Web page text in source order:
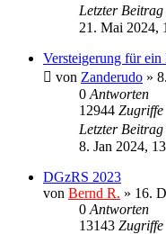
Letzter Beitrag
21. Mai 2024,
Versteigerung für
von Zanderudo »
0 Antworten
12944 Zugriffe
Letzter Beitrag
8. Jan 2024,
DGzRS 2023
von Bernd R. » 16.
0 Antworten
13143 Zugriffe